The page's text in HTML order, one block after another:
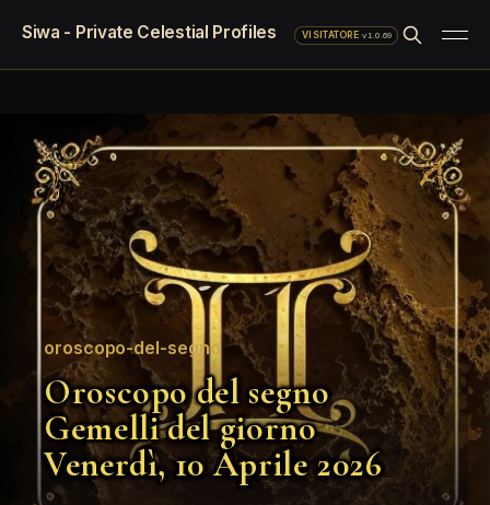
Siwa - Private Celestial Profiles VISITATORE·v1.0.69
oroscopo-del-segno
Oroscopo del segno
Gemelli del giorno
Venerdì, 10 Aprile 2026